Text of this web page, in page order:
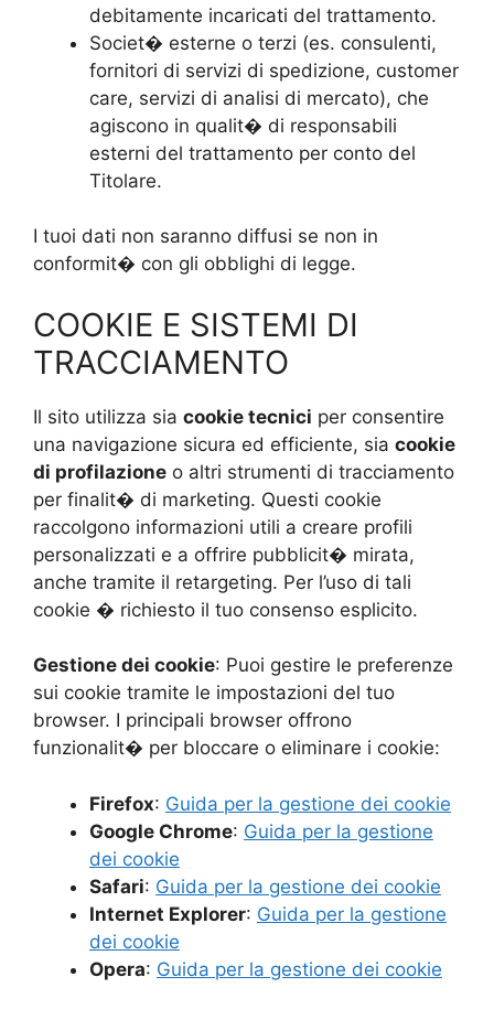
debitamente incaricati del trattamento.
Societ� esterne o terzi (es. consulenti,
fornitori di servizi di spedizione, customer
care, servizi di analisi di mercato), che
agiscono in qualit� di responsabili
esterni del trattamento per conto del
Titolare.
I tuoi dati non saranno diffusi se non in
conformit� con gli obblighi di legge.
COOKIE E SISTEMI DI
TRACCIAMENTO
Il sito utilizza sia cookie tecnici per consentire
una navigazione sicura ed efficiente, sia cookie
di profilazione o altri strumenti di tracciamento
per finalit� di marketing. Questi cookie
raccolgono informazioni utili a creare profili
personalizzati e a offrire pubblicit� mirata,
anche tramite il retargeting. Per l’uso di tali
cookie � richiesto il tuo consenso esplicito.
Gestione dei cookie: Puoi gestire le preferenze
sui cookie tramite le impostazioni del tuo
browser. I principali browser offrono
funzionalit� per bloccare o eliminare i cookie:
Firefox: Guida per la gestione dei cookie
Google Chrome: Guida per la gestione
dei cookie
Safari: Guida per la gestione dei cookie
Internet Explorer: Guida per la gestione
dei cookie
Opera: Guida per la gestione dei cookie